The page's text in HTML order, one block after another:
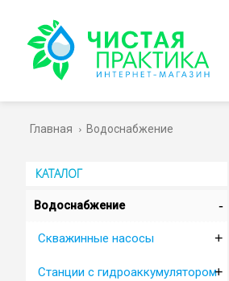
Главная Водоснабжение
КАТАЛОГ
Водоснабжение -
Cкважинные насосы +
Cтанции с гидроаккумулятором+